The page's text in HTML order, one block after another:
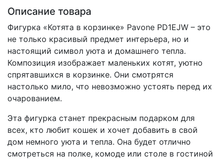
Описание товара
Фигурка «Котята в корзинке» Pavone PD1EJW – это
не только красивый предмет интерьера, но и
настоящий символ уюта и домашнего тепла.
Композиция изображает маленьких котят, уютно
спрятавшихся в корзинке. Они смотрятся
настолько мило, что невозможно устоять перед их
очарованием.
Эта фигурка станет прекрасным подарком для
всех, кто любит кошек и хочет добавить в свой
дом немного уюта и тепла. Она будет отлично
смотреться на полке, комоде или столе в гостиной